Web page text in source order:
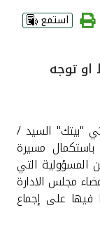
استمع
توجه
"بيتك" السيد /
باستكمال مسيرة
المسؤولية التي
مجلس الادارة
فيها على إجماع